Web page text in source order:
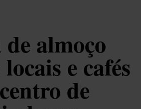
almoço
e cafés
de